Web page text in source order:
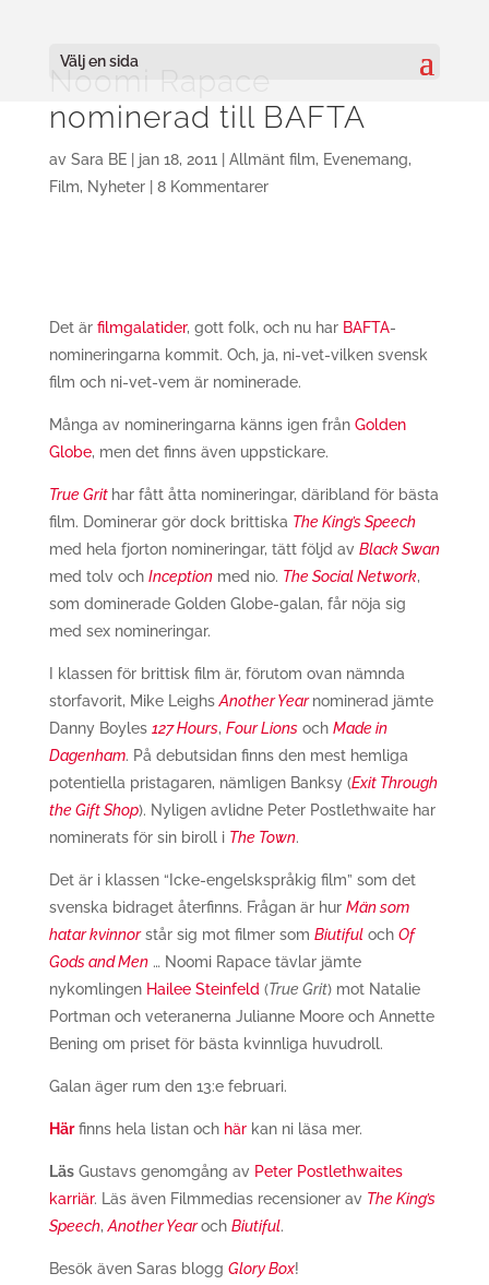
Välj en sida
Noomi Rapace
nominerad till BAFTA
av Sara BE| jan 18, 2011 Allmänt film, Evenemang,
Film, Nyheter| 8 Kommentarer
Det ärfilmgalatider, gott folk, och nu har BAFTA-
nomineringarna kommit. Och, ja, ni-vet-vilken svensk
film och ni-vet-vem är nominerade.
Många av nomineringarna känns igen från Golden
Globe, men det finns även uppstickare.
True Grit har fått åtta nomineringar, däribland för bästa
film. Dominerar gör dock brittiska The King’s Speech
med hela fjorton nomineringar, tätt följd av Black Swan
med tolv och Inceptionmed nio. The Social Network,
som dominerade Golden Globe-galan, får nöja sig
med sex nomineringar.
I klassen för brittisk film är, förutom ovan nämnda
storfavorit, Mike LeighsAnother Yearnominerad jämte
Danny Boyles 127 Hours, Four Lionsoch Made in
Dagenham. På debutsidan finns den mest hemliga
potentiella pristagaren, nämligen Banksy (Exit Through
the Gift Shop). Nyligen avlidne Peter Postlethwaite har
nominerats för sin biroll i The Town.
Det är i klassen “Icke-engelskspråkig film” som det
svenska bidraget återfinns. Frågan är hur Män som
hatar kvinnorstår sig mot filmer som Biutifuloch Of
Gods and Men… Noomi Rapace tävlar jämte
nykomlingen Hailee Steinfeld (True Grit) mot Natalie
Portman och veteranerna Julianne Moore och Annette
Bening om priset för bästa kvinnliga huvudroll.
Galan äger rum den 13:e februari.
Härfinns hela listan och härkan ni läsa mer.
LäsGustavs genomgång av Peter Postlethwaites
karriär. Läs även Filmmedias recensioner av The King’s
Speech,Another Year och Biutiful.
Besök även Saras blogg Glory Box!